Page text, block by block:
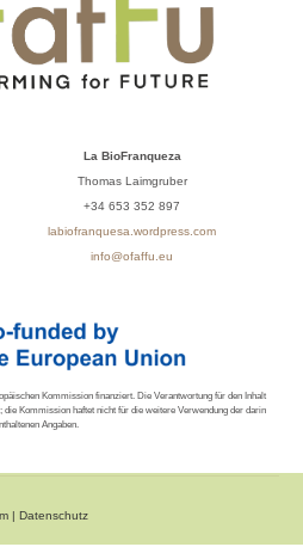
La BioFranqueza
Thomas Laimgruber
+34 653 352 897
labiofranquesa.wordpress.com
info@ofaffu.eu
Kommission finanziert. Die Verantwortung für den Inhalt
Kommission haftet nicht für die weitere Verwendung der darin
Angaben.
| Datenschutz